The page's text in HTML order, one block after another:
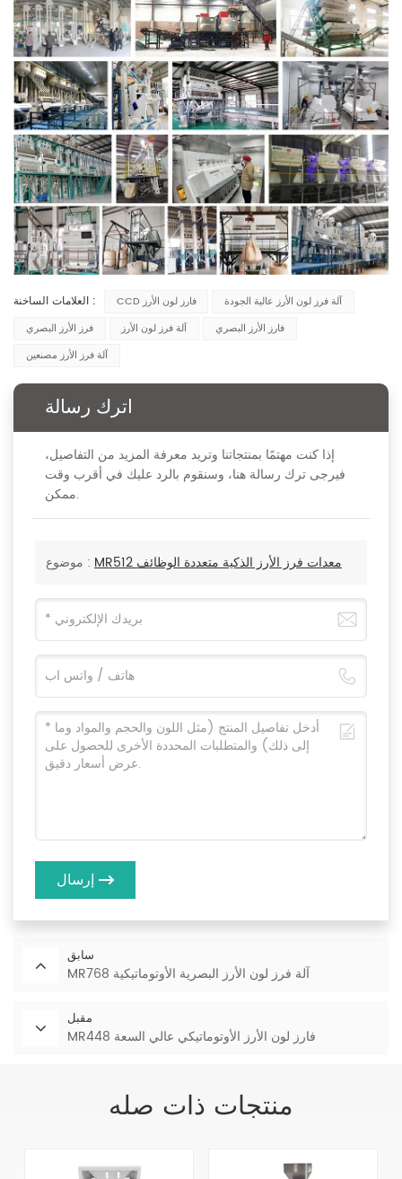
العلامات الساخنة : CCD فارز لون الأرز
آلة فرز لون الأرز عالية الجودة
فرز الأرز البصري
آلة فرز لون الأرز
فارز الأرز البصري
آلة فرز الأرز مصنعين
اترك رسالة
إذا كنت مهتمًا بمنتجاتنا وتريد معرفة المزيد من التفاصيل،
فيرجى ترك رسالة هنا، وسنقوم بالرد عليك في أقرب وقت
ممكن.
موضوع : MR512 معدات فرز الأرز الذكية متعددة الوظائف
إرسال
سابق
MR768 آلة فرز لون الأرز البصرية الأوتوماتيكية
مقبل
MR448 فارز لون الأرز الأوتوماتيكي عالي السعة
منتجات ذات صله